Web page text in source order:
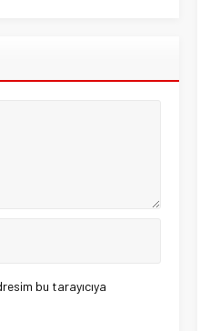
bu tarayıcıya